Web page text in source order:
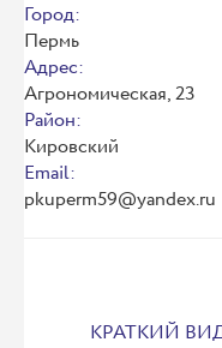
Город:
Пермь
Адрес:
Агрономическая, 23
Район:
Кировский
Email:
pkuperm59@yandex.ru
КРАТКИЙ